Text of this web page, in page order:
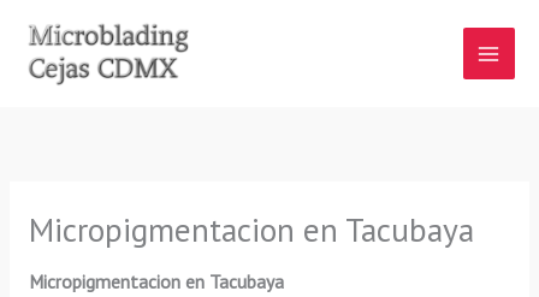
contenido
Micropigmentacion en Tacubaya
Micropigmentacion en Tacubaya